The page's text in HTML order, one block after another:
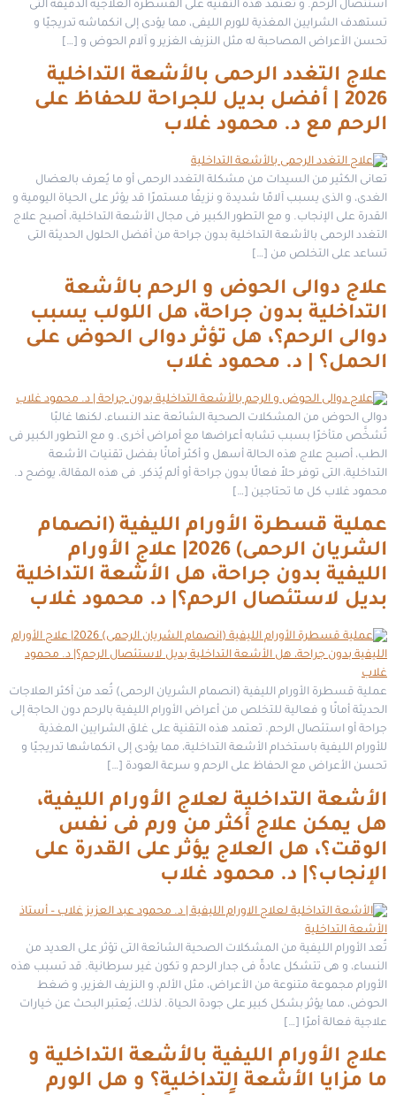
استئصال الرحم. و تعتمد هذه التقنية على القسطرة العلاجية الدقيقة التى
تستهدف الشرايين المغذية للورم الليفى، مما يؤدى إلى انكماشه تدريجيًا و
تحسن الأعراض المصاحبة له مثل النزيف الغزير و آلام الحوض و […]
علاج التغدد الرحمى بالأشعة التداخلية
2026 | أفضل بديل للجراحة للحفاظ على
الرحم مع د. محمود غلاب
تعانى الكثير من السيدات من مشكلة التغدد الرحمى أو ما يُعرف بالعضال
الغدى، و الذى يسبب آلامًا شديدة و نزيفًا مستمرًا قد يؤثر على الحياة اليومية و
القدرة على الإنجاب. و مع التطور الكبير فى مجال الأشعة التداخلية، أصبح علاج
التغدد الرحمى بالأشعة التداخلية بدون جراحة من أفضل الحلول الحديثة التى
تساعد على التخلص من […]
علاج دوالى الحوض و الرحم بالأشعة
التداخلية بدون جراحة، هل اللولب يسبب
دوالى الرحم؟، هل تؤثر دوالى الحوض على
الحمل؟ | د. محمود غلاب
دوالى الحوض من المشكلات الصحية الشائعة عند النساء، لكنها غالبًا
تُشخَّص متأخرًا بسبب تشابه أعراضها مع أمراض أخرى. و مع التطور الكبير فى
الطب، أصبح علاج هذه الحالة أسهل و أكثر أمانًا بفضل تقنيات الأشعة
التداخلية، التى توفر حلاً فعالًا بدون جراحة أو ألم يُذكر. فى هذه المقالة، يوضح د.
محمود غلاب كل ما تحتاجين […]
عملية قسطرة الأورام الليفية (انصمام
الشريان الرحمى) 2026| علاج الأورام
الليفية بدون جراحة، هل الأشعة التداخلية
بديل لاستئصال الرحم؟| د. محمود غلاب
عملية قسطرة الأورام الليفية (انصمام الشريان الرحمى) تُعد من أكثر العلاجات
الحديثة أمانًا و فعالية للتخلص من أعراض الأورام الليفية بالرحم دون الحاجة إلى
جراحة أو استئصال الرحم. تعتمد هذه التقنية على غلق الشرايين المغذية
للأورام الليفية باستخدام الأشعة التداخلية، مما يؤدى إلى انكماشها تدريجيًا و
تحسن الأعراض مع الحفاظ على الرحم و سرعة العودة […]
الأشعة التداخلية لعلاج الأورام الليفية،
هل يمكن علاج أكثر من ورم فى نفس
الوقت؟، هل العلاج يؤثر على القدرة على
الإنجاب؟| د. محمود غلاب
تُعد الأورام الليفية من المشكلات الصحية الشائعة التى تؤثر على العديد من
النساء، و هى تتشكل عادةً فى جدار الرحم و تكون غير سرطانية. قد تسبب هذه
الأورام مجموعة متنوعة من الأعراض، مثل الألم، و النزيف الغزير، و ضغط
الحوض، مما يؤثر بشكل كبير على جودة الحياة. لذلك، يُعتبر البحث عن خيارات
علاجية فعالة أمرًا […]
علاج الأورام الليفية بالأشعة التداخلية و
ما مزايا الأشعة التداخلية؟ و هل الورم